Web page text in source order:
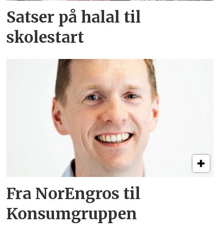
Satser på halal til
skolestart
Fra NorEngros til
Konsumgruppen